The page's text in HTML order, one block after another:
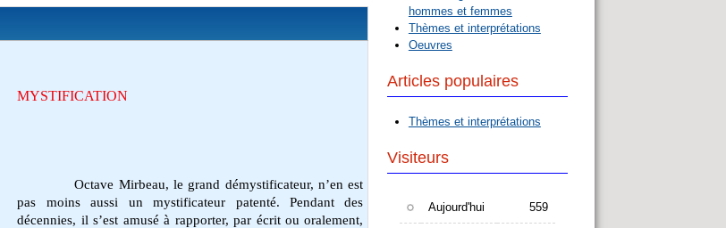
MYSTIFICATION
Octave Mirbeau, le grand démystificateur, n’en est
pas moins aussi un mystificateur patenté. Pendant des
décennies, il s’est amusé à rapporter, par écrit ou oralement,
hommes et femmes
Thèmes et interprétations
Oeuvres
Articles populaires
Thèmes et interprétations
Visiteurs
Aujourd'hui 559